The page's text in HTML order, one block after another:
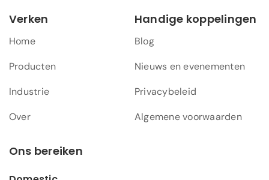
Verken
Home
Producten
Industrie
Over
Handige koppelingen
Blog
Nieuws en evenementen
Privacybeleid
Algemene voorwaarden
Ons bereiken